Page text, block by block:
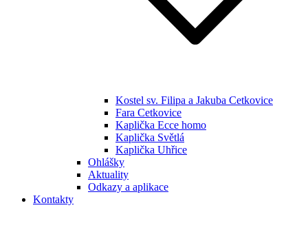
Kostel sv. Filipa a Jakuba Cetkovice
Fara Cetkovice
Kaplička Ecce homo
Kaplička Světlá
Kaplička Uhřice
Ohlášky
Aktuality
Odkazy a aplikace
Kontakty